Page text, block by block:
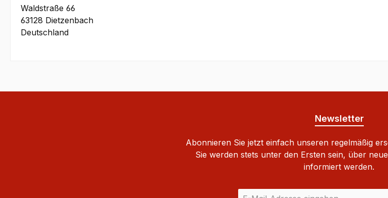
Waldstraße 66
63128 Dietzenbach
Deutschland
Newsletter
Abonnieren Sie jetzt einfach unseren regelmäßig
Sie werden stets unter den Ersten sein, über
informiert werden.